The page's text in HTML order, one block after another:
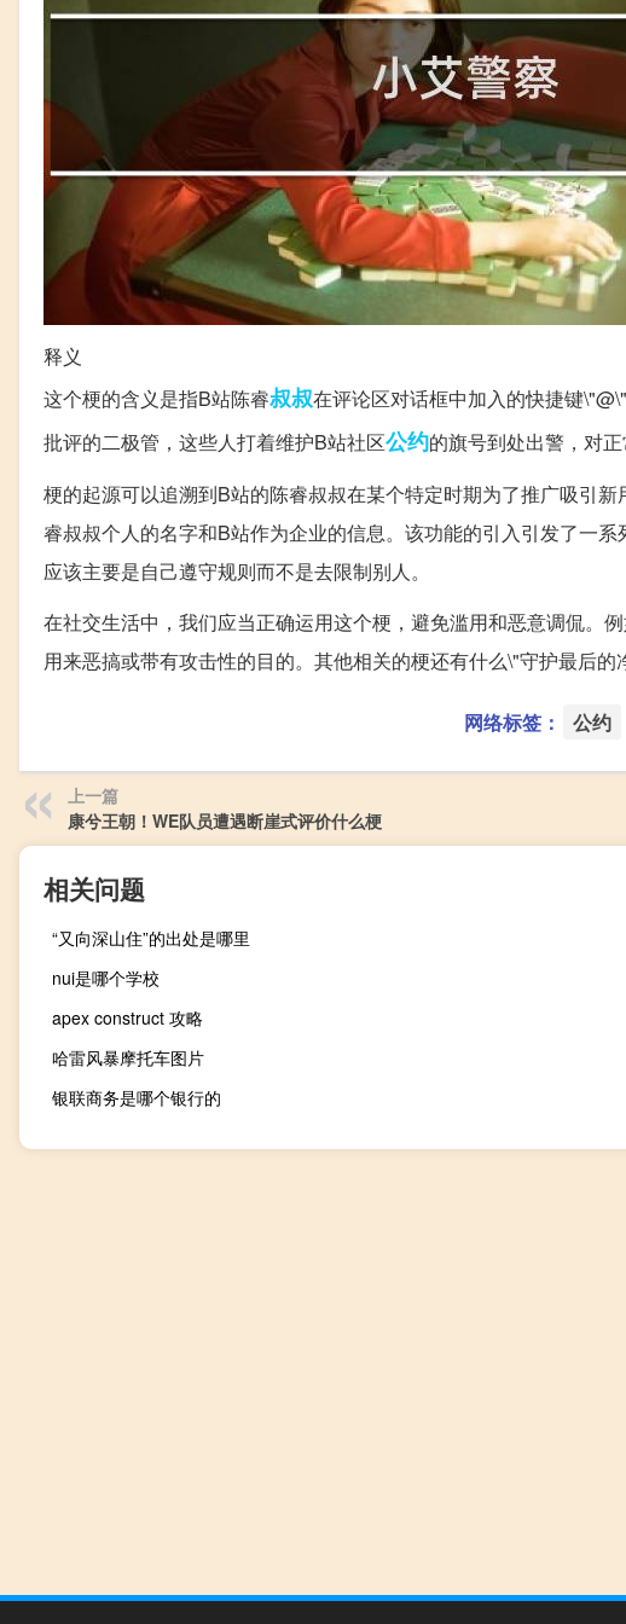
释义
这个梗的含义是指B站陈睿叔叔在评论区对话框中加入的快捷键
批评的二极管，这些人打着维护B站社区公约的旗号到处出警，对正
梗的起源可以追溯到B站的陈睿叔叔在某个特定时期为了推广吸引
睿叔叔个人的名字和B站作为企业的信息。该功能的引入引发了一
应该主要是自己遵守规则而不是去限制别人。
在社交生活中，我们应当正确运用这个梗，避免滥用和恶意调侃。
用来恶搞或带有攻击性的目的。其他相关的梗还有什么\"守护最后
网络标签： 公约
上一篇
康兮王朝！WE队员遭遇断崖式评价什么梗
相关问题
“又向深山住”的出处是哪里
nui是哪个学校
apex construct 攻略
哈雷风暴摩托车图片
银联商务是哪个银行的